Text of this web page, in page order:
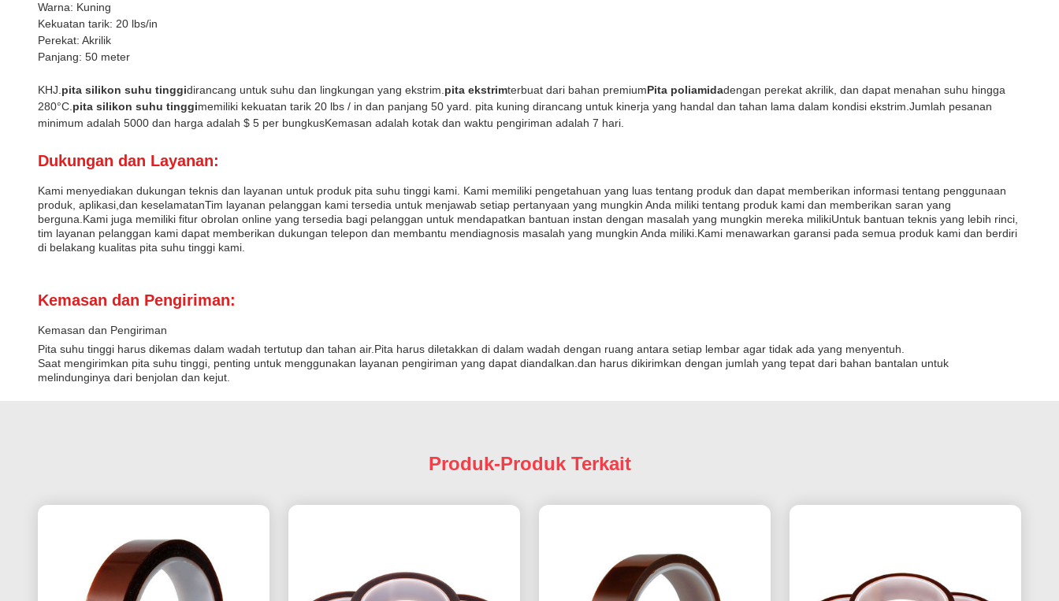
Warna: Kuning
Kekuatan tarik: 20 lbs/in
Perekat: Akrilik
Panjang: 50 meter
KHJ. pita silikon suhu tinggidirancang untuk suhu dan lingkungan yang ekstrim. pita ekstrimterbuat dari bahan premiumPita poliamidadengan perekat akrilik, dan dapat menahan suhu hingga
280°C. pita silikon suhu tinggimemiliki kekuatan tarik 20 lbs / in dan panjang 50 yard. pita kuning dirancang untuk kinerja yang handal dan tahan lama dalam kondisi ekstrim.Jumlah pesanan
minimum adalah 5000 dan harga adalah $ 5 per bungkusKemasan adalah kotak dan waktu pengiriman adalah 7 hari.
Dukungan dan Layanan:
Kami menyediakan dukungan teknis dan layanan untuk produk pita suhu tinggi kami. Kami memiliki pengetahuan yang luas tentang produk dan dapat memberikan informasi tentang penggunaan
produk, aplikasi,dan keselamatanTim layanan pelanggan kami tersedia untuk menjawab setiap pertanyaan yang mungkin Anda miliki tentang produk kami dan memberikan saran yang
berguna.Kami juga memiliki fitur obrolan online yang tersedia bagi pelanggan untuk mendapatkan bantuan instan dengan masalah yang mungkin mereka milikiUntuk bantuan teknis yang lebih rinci,
tim layanan pelanggan kami dapat memberikan dukungan telepon dan membantu mendiagnosis masalah yang mungkin Anda miliki.Kami menawarkan garansi pada semua produk kami dan berdiri
di belakang kualitas pita suhu tinggi kami.
Kemasan dan Pengiriman:
Kemasan dan Pengiriman
Pita suhu tinggi harus dikemas dalam wadah tertutup dan tahan air.Pita harus diletakkan di dalam wadah dengan ruang antara setiap lembar agar tidak ada yang menyentuh.
Saat mengirimkan pita suhu tinggi, penting untuk menggunakan layanan pengiriman yang dapat diandalkan.dan harus dikirimkan dengan jumlah yang tepat dari bahan bantalan untuk
melindunginya dari benjolan dan kejut.
Produk-Produk Terkait